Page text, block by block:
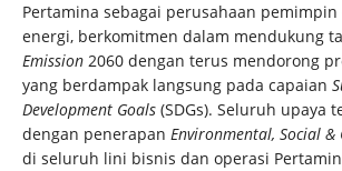
Pertamina sebagai perusahaan
energi, berkomitmen dalam mendukung
Emission 2060 dengan terus mendorong
yang berdampak langsung pada capaian
Development Goals (SDGs). Seluruh upaya
dengan penerapan Environmental, Social &
di seluruh lini bisnis dan operasi